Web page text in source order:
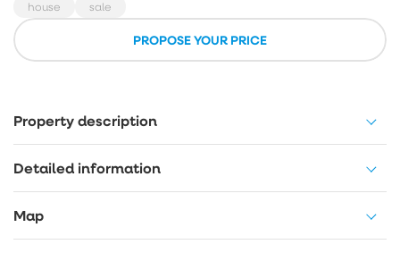
house sale
PROPOSE YOUR PRICE
Property description
Detailed information
Map